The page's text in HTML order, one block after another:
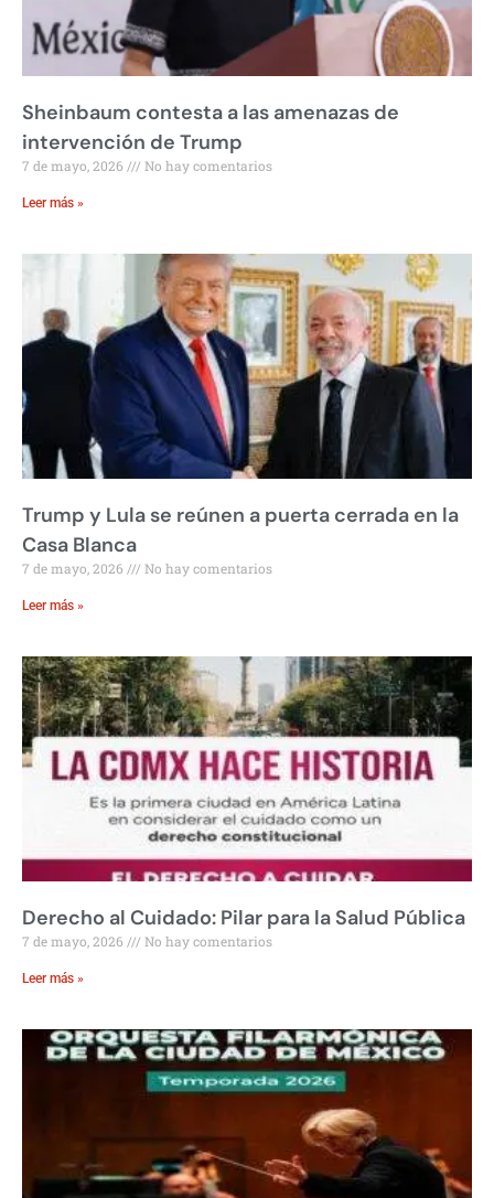
Sheinbaum contesta a las amenazas de
intervención de Trump
7 de mayo, 2026 No hay comentarios
Leer más »
Trump y Lula se reúnen a puerta cerrada en la
Casa Blanca
7 de mayo, 2026 No hay comentarios
Leer más »
Derecho al Cuidado: Pilar para la Salud Pública
7 de mayo, 2026 No hay comentarios
Leer más »